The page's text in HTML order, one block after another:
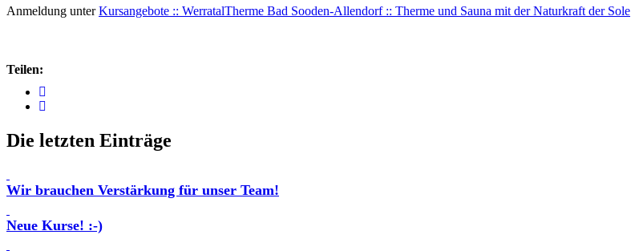
Anmeldung unterKursangebote :: WerratalTherme Bad Sooden-Allendorf :: Therme und Sauna mit der Naturkraft der Sole
Teilen:
Die letzten Einträge
Wir brauchen Verstärkung für unser Team!
Neue Kurse! :-)